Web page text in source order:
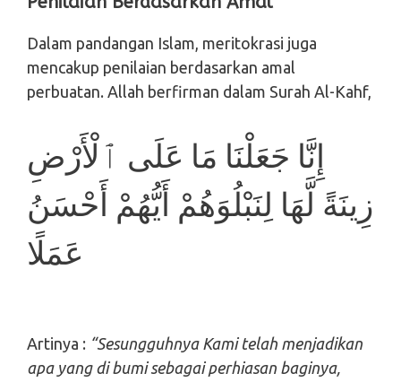
Dalam pandangan Islam, meritokrasi juga
mencakup penilaian berdasarkan amal
perbuatan. Allah berfirman dalam Surah Al-Kahf,
إِنَّا جَعَلْنَا مَا عَلَى ٱلْأَرْضِ
زِينَةً لَّهَا لِنَبْلُوَهُمْ أَيُّهُمْ أَحْسَنُ
عَمَلًا
Artinya : “Sesungguhnya Kami telah menjadikan
apa yang di bumi sebagai perhiasan baginya,